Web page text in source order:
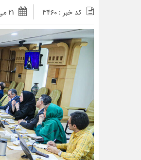
کد خبر : 3460 21 می 2025 - 19:46